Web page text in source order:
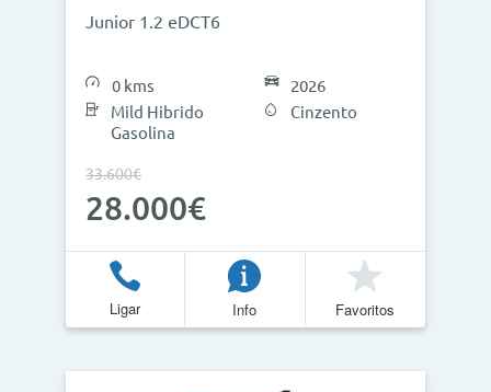
Junior 1.2 eDCT6
0 kms
Mild Hibrido
Gasolina
2026
Cinzento
33.600€
28.000€
Ligar Info Favoritos